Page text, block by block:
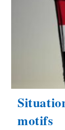
motifs